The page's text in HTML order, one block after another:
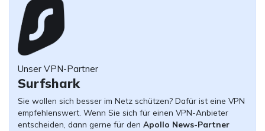
Unser VPN-Partner
Surfshark
Sie wollen sich besser im Netz schützen? Dafür ist eine VPN
empfehlenswert. Wenn Sie sich für einen VPN-Anbieter
entscheiden, dann gerne für den Apollo News-Partner